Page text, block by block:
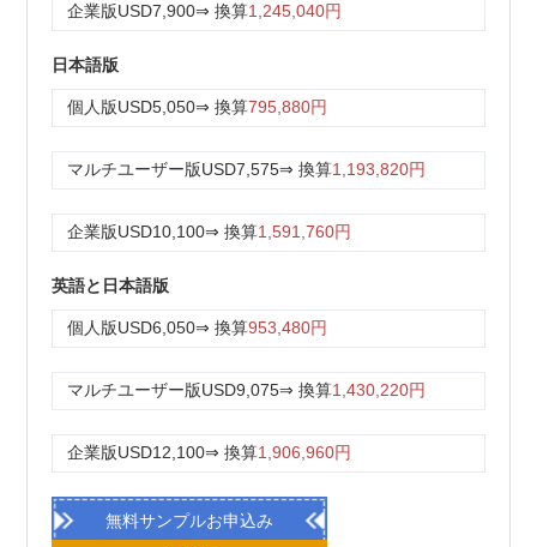
企業版USD7,900⇒ 換算1,245,040円
日本語版
個人版USD5,050⇒ 換算795,880円
マルチユーザー版USD7,575⇒ 換算1,193,820円
企業版USD10,100⇒ 換算1,591,760円
英語と日本語版
個人版USD6,050⇒ 換算953,480円
マルチユーザー版USD9,075⇒ 換算1,430,220円
企業版USD12,100⇒ 換算1,906,960円
無料サンプルお申込み